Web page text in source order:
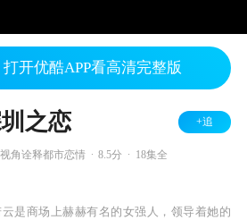
开优酷APP看高清完整版
之恋 +追
角诠释都市恋情 8.5分 18集全
云是商场上赫赫有名的女强人，领导着她的